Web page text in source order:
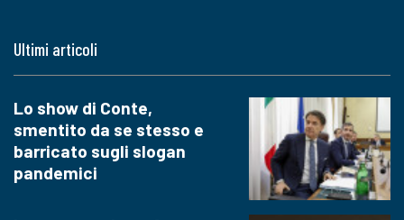
Ultimi articoli
Lo show di Conte,
smentito da se stesso e
barricato sugli slogan
pandemici